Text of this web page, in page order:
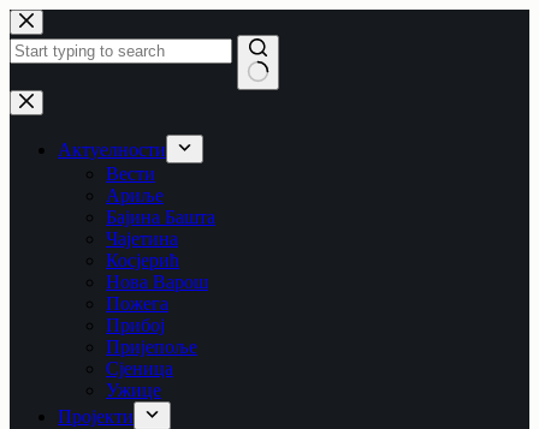
Skip
to
content
No
results
Актуелности
Вести
Ариље
Бајина Башта
Чајетина
Косјерић
Нова Варош
Пожега
Прибој
Пријепоље
Сјеница
Ужице
Пројекти